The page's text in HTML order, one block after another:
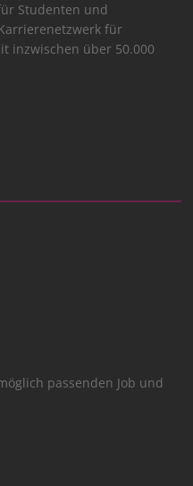
Studenten und
für
inzwischen über 50.000
passenden Job und